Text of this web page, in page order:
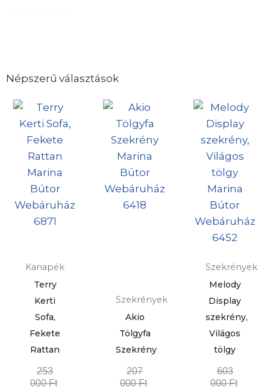
Népszerű választások
Kanapék
Terry
Kerti
Sofa,
Fekete
Rattan
253
000Ft
Szekrények
Akio
Tölgyfa
Szekrény
207
000Ft
Szekrények
Melody
Display
szekrény,
Világos
tölgy
603
000Ft